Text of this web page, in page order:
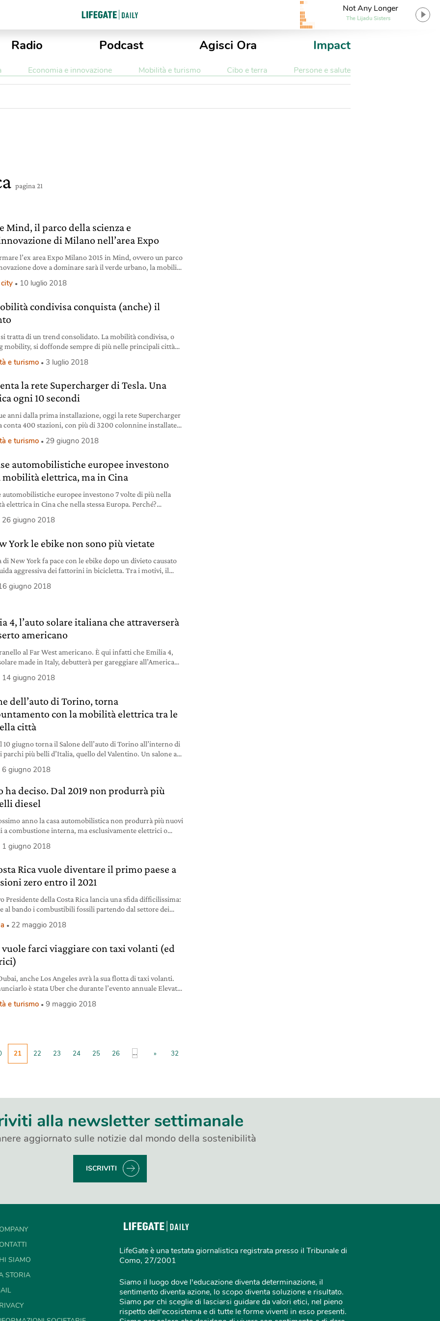
Not Any Longer
The Lijadu Sisters
Radio Podcast Agisci Ora Impact
Economia e innovazione Mobilità e turismo Cibo e terra Persone e salute
pagina 21
Mind, il parco della scienza e
di Milano nell’area Expo
l’ex area Expo Milano 2015 in Mind, ovvero un parco
dove a dominare sarà il verde urbano, la mobilità
10 luglio 2018
condivisa conquista (anche) il
tratta di un trend consolidato. La mobilità condivisa, o
mobility, si doffonde sempre di più nelle principali città
È quanto emerge dal secondo rapporto sulla sharing
con il ministero
e turismo 3 luglio 2018
la rete Supercharger di Tesla. Una
ogni 10 secondi
anni dalla prima installazione, oggi la rete Supercharger
conta 400 stazioni, con più di 3200 colonnine installate.
e turismo 29 giugno 2018
automobilistiche europee investono
mobilità elettrica, ma in Cina
automobilistiche europee investono 7 volte di più nella
elettrica in Cina che nella stessa Europa. Perché?
26 giugno 2018
York le ebike non sono più vietate
di New York fa pace con le ebike dopo un divieto causato
aggressiva dei fattorini in bicicletta. Tra i motivi, il
giugno 2018
4, l’auto solare italiana che attraverserà
americano
al Far West americano. È qui infatti che Emilia 4,
made in Italy, debutterà per gareggiare all’American
“alternativi”. Presentata lo scorso 11 giugno al Museo
dall’Università di Bologna
14 giugno 2018
dell’auto di Torino, torna
con la mobilità elettrica tra le
città
10 giugno torna il Salone dell’auto di Torino all’interno di
parchi più belli d’Italia, quello del Valentino. Un salone a
mobilità sostenibile.
6 giugno 2018
ha deciso. Dal 2019 non produrrà più
diesel
anno la casa automobilistica non produrrà più nuovi
a combustione interna, ma esclusivamente elettrici o
non avere una motorizzazione diesel.
1 giugno 2018
Rica vuole diventare il primo paese a
zero entro il 2021
Presidente della Costa Rica lancia una sfida difficilissima:
al bando i combustibili fossili partendo dal settore dei
carbon free.
22 maggio 2018
vuole farci viaggiare con taxi volanti (ed
anche Los Angeles avrà la sua flotta di taxi volanti.
è stata Uber che durante l’evento annuale Elevate
di persone con taxi volanti elettrici a Los Angeles, già dal
e turismo 9 maggio 2018
21 22 23 24 25 26 ... » 32
alla newsletter settimanale
aggiornato sulle notizie dal mondo della sostenibilità
ISCRIVITI
SIAMO
STORIA
LifeGate è una testata giornalistica registrata presso il Tribunale di
Como, 27/2001
Siamo il luogo dove l'educazione diventa determinazione, il
sentimento diventa azione, lo scopo diventa soluzione e risultato.
Siamo per chi sceglie di lasciarsi guidare da valori etici, nel pieno
rispetto dell'ecosistema e di tutte le forme viventi in esso presenti.